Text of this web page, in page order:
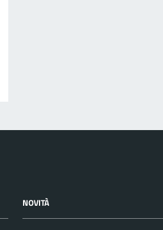
NOVITÀ